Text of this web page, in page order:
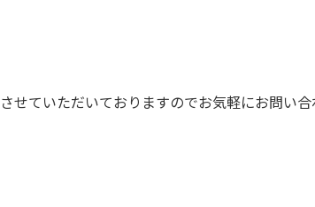
ていただいておりますのでお気軽にお問い合